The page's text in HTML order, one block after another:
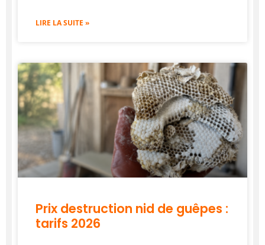
LIRE LA SUITE »
Prix destruction nid de guêpes :
tarifs 2026